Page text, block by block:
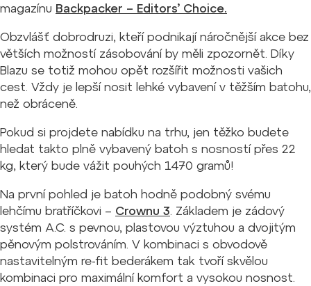
magazínu Backpacker – Editors’ Choice.
Obzvlášť dobrodruzi, kteří podnikají náročnější akce bez
větších možností zásobování by měli zpozornět. Díky
Blazu se totiž mohou opět rozšířit možnosti vašich
cest. Vždy je lepší nosit lehké vybavení v těžším batohu,
než obráceně.
Pokud si projdete nabídku na trhu, jen těžko budete
hledat takto plně vybavený batoh s nosností přes 22
kg, který bude vážit pouhých 1470 gramů!
Na první pohled je batoh hodně podobný svému
lehčímu bratříčkovi – Crownu 3. Základem je zádový
systém A.C. s pevnou, plastovou výztuhou a dvojitým
pěnovým polstrováním. V kombinaci s obvodově
nastavitelným re-fit bederákem tak tvoří skvělou
kombinaci pro maximální komfort a vysokou nosnost.